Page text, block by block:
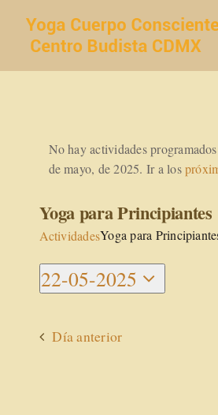
contenido
No hay actividades
de mayo, de 2025. Ir a los
Yoga para Principiantes
ActividadesYoga para
22-05-2025
Seleccionar
Día anterior